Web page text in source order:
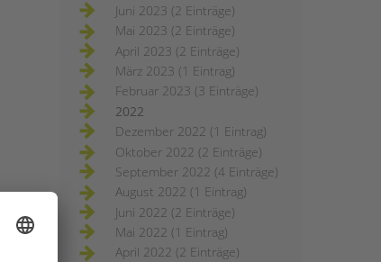
Juni 2023 (2 Einträge)
Mai 2023 (2 Einträge)
April 2023 (2 Einträge)
März 2023 (1 Eintrag)
Februar 2023 (3 Einträge)
2022
Dezember 2022 (1 Eintrag)
Oktober 2022 (2 Einträge)
September 2022 (4 Einträge)
August 2022 (1 Eintrag)
Juni 2022 (2 Einträge)
Mai 2022 (1 Eintrag)
April 2022 (2 Einträge)